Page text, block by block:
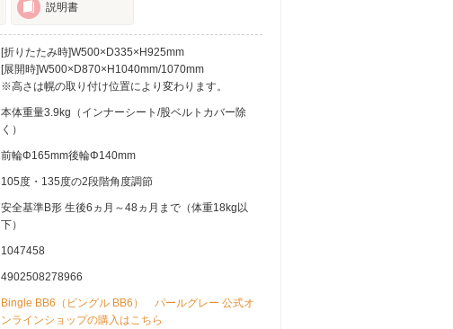
説明書
[折りたたみ時]W500×D335×H925mm
[展開時]W500×D870×H1040mm/1070mm
※高さは幌の取り付け位置により変わります。
本体重量3.9kg（インナーシート/股ベルトカバー除
く）
前輪Φ165mm後輪Φ140mm
105度・135度の2段階角度調節
安全基準B形 生後6ヵ月～48ヵ月まで（体重18kg以
下）
1047458
4902508278966
Bingle BB6（ビングル BB6） パールグレー 公式オ
ンラインショップの購入はこちら